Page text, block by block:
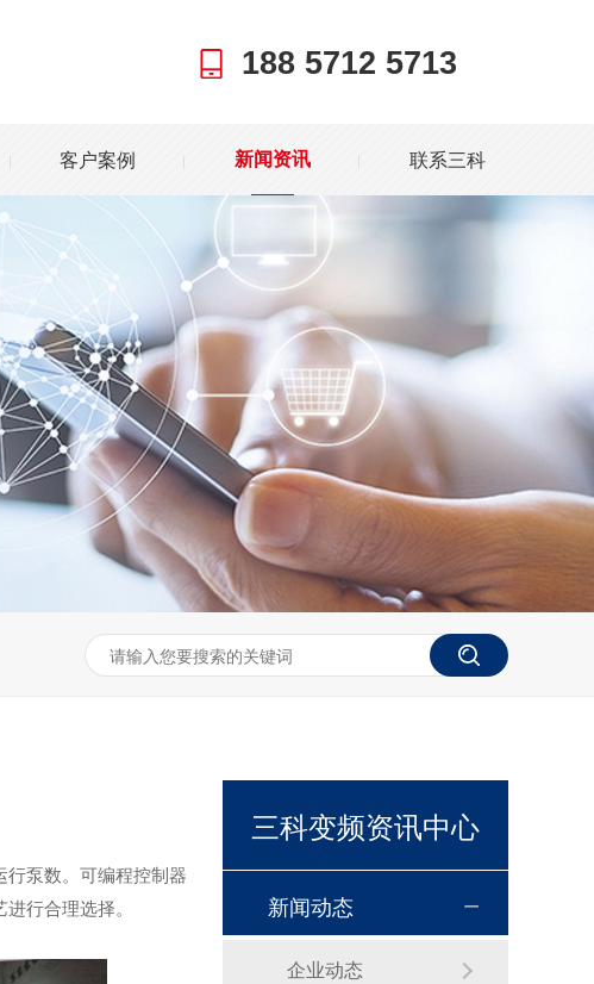
188 5712 5713
客户案例 新闻资讯 联系三科
泵数。可编程控制器
行合理选择。
三科变频资讯中心
新闻动态
企业动态